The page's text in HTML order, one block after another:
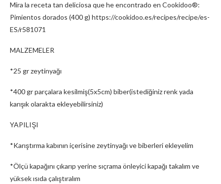
Mira la receta tan deliciosa que he encontrado en Cookidoo®:
Pimientos dorados (400 g) https://cookidoo.es/recipes/recipe/es-
ES/r581071
MALZEMELER
*25 gr zeytinyağı
*400 gr parçalara kesilmiş(5x5cm) biber(istediğiniz renk yada
karışık olarakta ekleyebilirsiniz)
YAPILIŞI
*Karıştırma kabının içerisine zeytinyağı ve biberleri ekleyelim
*Ölçü kapağını çıkarıp yerine sıçrama önleyici kapağı takalım ve
yüksek ısıda çalıştıralım